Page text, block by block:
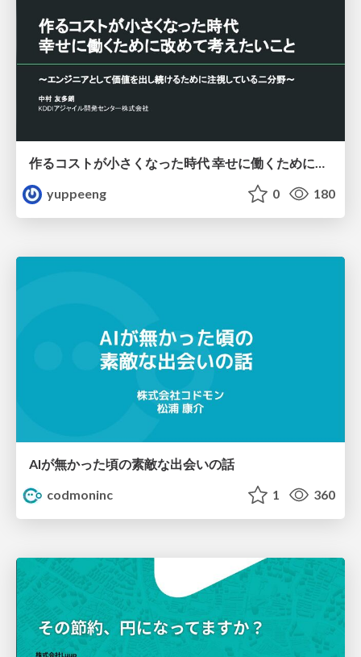
作るコストが小さくなった時代 幸せに働くために改めて考えたいこと 〜エンジニアとして価値を出し続けるために注視している二分野〜
yuppeeng
0 180
AIが無かった頃の素敵な出会いの話
codmoninc
1 360